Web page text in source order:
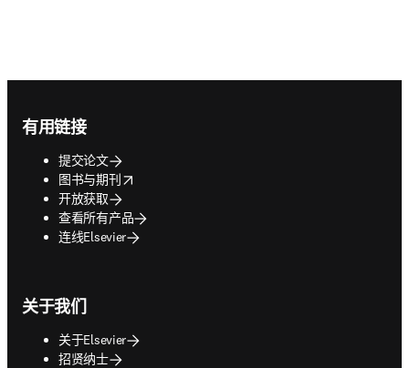
有用链接
提交论文
图书与期刊
opens in new tab/window
开放获取
查看所有产品
连线Elsevier
关于我们
关于Elsevier
招贤纳士